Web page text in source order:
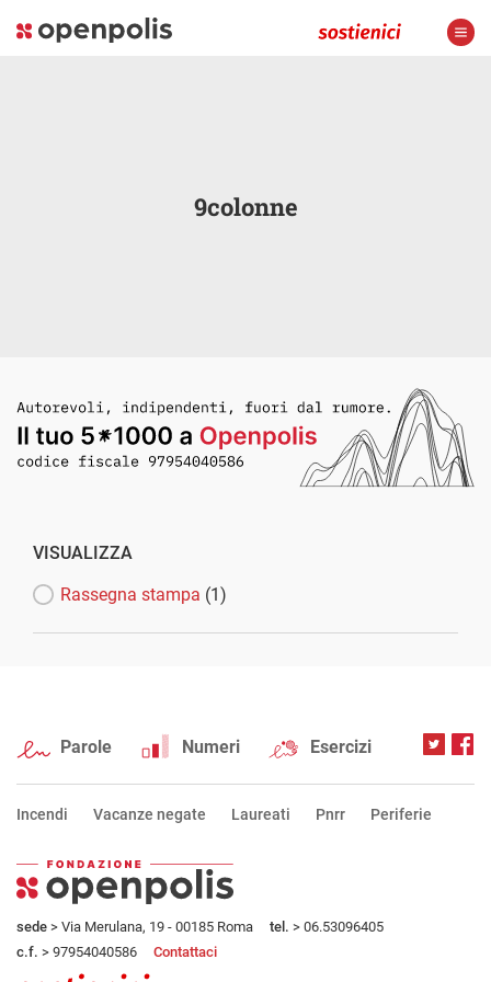
9colonne
VISUALIZZA
Rassegna stampa (1)
Parole Numeri Esercizi
Incendi Vacanze negate Laureati Pnrr Periferie
sede > Via Merulana, 19 - 00185 Roma tel. > 06.53096405
c.f. > 97954040586 Contattaci